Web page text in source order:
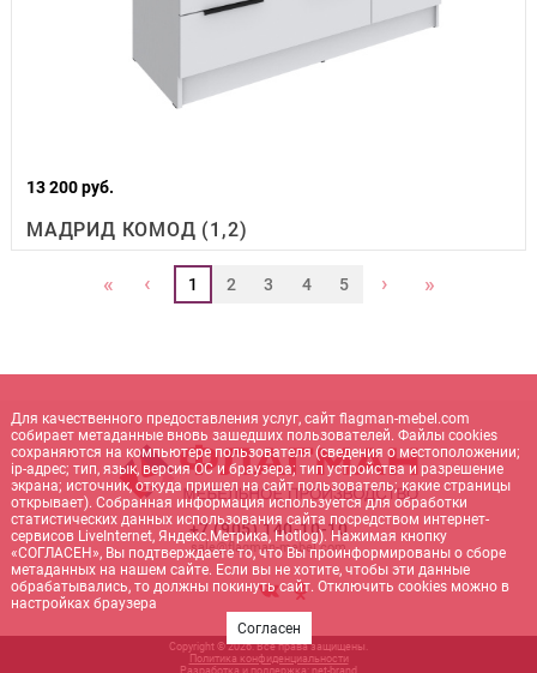
13 200 руб.
МАДРИД КОМОД (1,2)
« ‹ 1 2 3 4 5 › »
+7 (905) 140-10-10
sale@flagman-mebel.com
Copyright © 2026. Все права защищены.
Политика конфиденциальности
Разработка и поддержка: net- brand
Для качественного предоставления услуг, сайт flagman-mebel.com
собирает метаданные вновь зашедших пользователей. Файлы cookies
сохраняются на компьютере пользователя (сведения о местоположении;
ip-адрес; тип, язык, версия ОС и браузера; тип устройства и разрешение
экрана; источник, откуда пришел на сайт пользователь; какие страницы
открывает). Собранная информация используется для обработки
статистических данных использования сайта посредством интернет-
сервисов LiveInternet, Яндекс.Метрика, Hotlog). Нажимая кнопку
«СОГЛАСЕН», Вы подтверждаете то, что Вы проинформированы о сборе
метаданных на нашем сайте. Если вы не хотите, чтобы эти данные
обрабатывались, то должны покинуть сайт. Отключить cookies можно в
настройках браузера
Согласен